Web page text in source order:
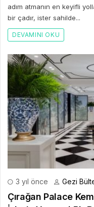
adım atmanın en keyifli
bir çadır, ister sahilde...
DEVAMINI OKU
3 yıl önce Gezi
Çırağan Palace